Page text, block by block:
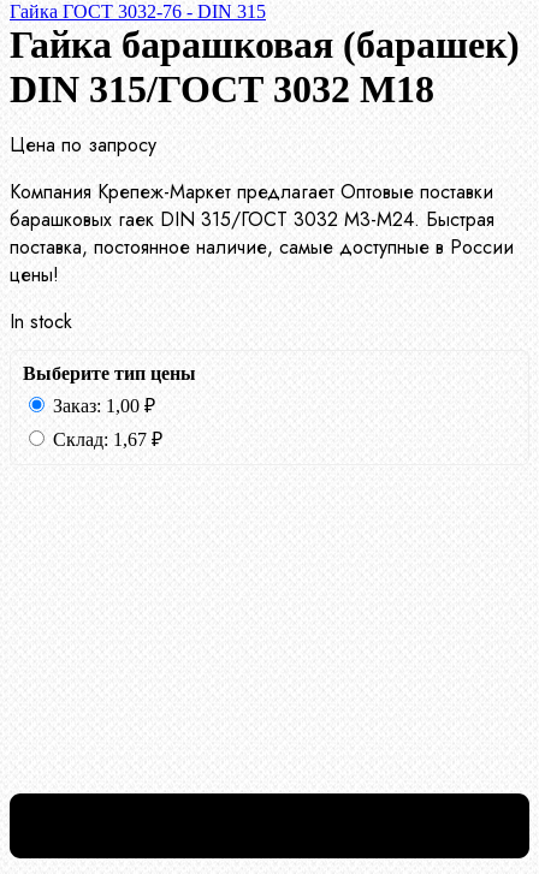
Гайка ГОСТ 3032-76 - DIN 315
Гайка барашковая (барашек)
DIN 315/ГОСТ 3032 М18
Цена по запросу
Компания Крепеж-Маркет предлагает Оптовые поставки
барашковых гаек DIN 315/ГОСТ 3032 М3-М24. Быстрая
поставка, постоянное наличие, самые доступные в России
цены!
In stock
Выберите тип цены
Заказ: 1,00 ₽
Склад: 1,67 ₽